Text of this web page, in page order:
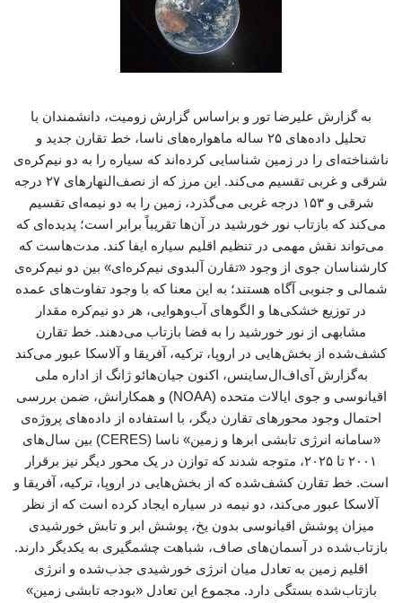
به گزارش علیرضا تور و براساس گزارش زومیت، دانشمندان با
تحلیل داده‌های ۲۵ ساله ماهواره‌های ناسا، خط تقارن جدید و
ناشناخته‌ای را در زمین شناسایی کرده‌اند که سیاره را به دو نیم‌کره‌ی
شرقی و غربی تقسیم می‌کند. این مرز که از نصف‌النهارهای ۲۷ درجه
شرقی و ۱۵۳ درجه غربی می‌گذرد، زمین را به دو نیمه‌ای تقسیم
می‌کند که بازتاب نور خورشید در آن‌ها تقریباً برابر است؛ پدیده‌ای که
می‌تواند نقش مهمی در تنظیم اقلیم سیاره ایفا کند. مدت‌هاست که
کارشناسان جوی از وجود «تقارن آلبدوی نیم‌کره‌ای» بین دو نیم‌کره‌ی
شمالی و جنوبی آگاه هستند؛ به این معنا که با وجود تفاوت‌های عمده
در توزیع خشکی‌ها و الگوهای آب‌وهوایی، هر دو نیم‌کره مقدار
مشابهی از نور خورشید را به فضا بازتاب می‌دهند. خط تقارن
کشف‌شده از بخش‌هایی در اروپا، ترکیه، آفریقا و آلاسکا عبور می‌کند
به‌گزارش آی‌اف‌ال‌ساینس، اکنون جیان‌هائو ژانگ از اداره ملی
اقیانوسی و جوی ایالات متحده (NOAA) و همکارانش، ضمن بررسی
احتمال وجود محورهای تقارن دیگر، با استفاده از داده‌های پروژه‌ی
«سامانه انرژی تابشی ابرها و زمین» ناسا (CERES) بین سال‌های
۲۰۰۱ تا ۲۰۲۵، متوجه شدند که توازن در یک محور دیگر نیز برقرار
است. خط تقارن کشف‌شده که از بخش‌هایی در اروپا، ترکیه، آفریقا و
آلاسکا عبور می‌کند، دو نیمه در سیاره ایجاد کرده است که از نظر
میزان پوشش اقیانوسی بدون یخ، پوشش ابر و تابش خورشیدی
بازتاب‌شده در آسمان‌های صاف، شباهت چشمگیری به یکدیگر دارند.
اقلیم زمین به تعادل میان انرژی خورشیدی جذب‌شده و انرژی
بازتاب‌شده بستگی دارد. مجموع این تعادل «بودجه تابشی زمین»